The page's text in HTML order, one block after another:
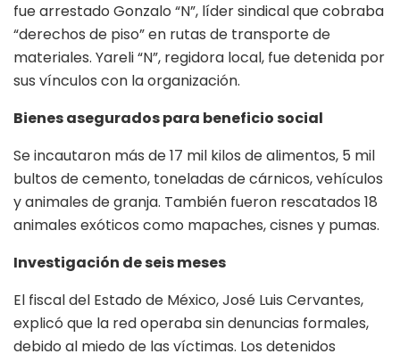
fue arrestado Gonzalo “N”, líder sindical que cobraba
“derechos de piso” en rutas de transporte de
materiales. Yareli “N”, regidora local, fue detenida por
sus vínculos con la organización.
Bienes asegurados para beneficio social
Se incautaron más de 17 mil kilos de alimentos, 5 mil
bultos de cemento, toneladas de cárnicos, vehículos
y animales de granja. También fueron rescatados 18
animales exóticos como mapaches, cisnes y pumas.
Investigación de seis meses
El fiscal del Estado de México, José Luis Cervantes,
explicó que la red operaba sin denuncias formales,
debido al miedo de las víctimas. Los detenidos